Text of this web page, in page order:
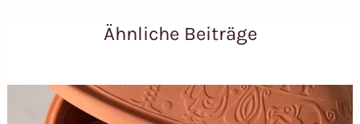
Ähnliche Beiträge